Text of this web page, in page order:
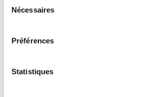
Nécessaires
Préférences
Statistiques
Paris secretary: 0033156245806
Message
Name*